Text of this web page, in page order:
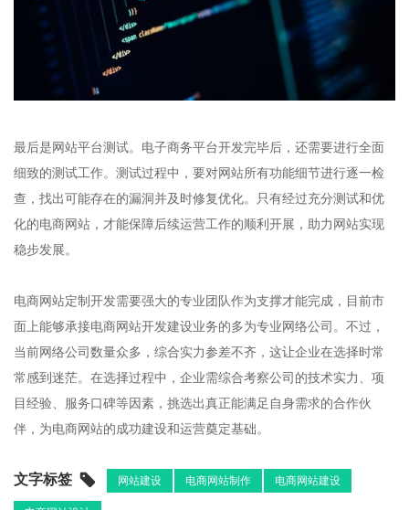
最后是网站平台测试。电子商务平台开发完毕后，还需要进行全面
细致的测试工作。测试过程中，要对网站所有功能细节进行逐一检
查，找出可能存在的漏洞并及时修复优化。只有经过充分测试和优
化的电商网站，才能保障后续运营工作的顺利开展，助力网站实现
稳步发展。​
电商网站定制开发需要强大的专业团队作为支撑才能完成，目前市
面上能够承接电商网站开发建设业务的多为专业网络公司。不过，
当前网络公司数量众多，综合实力参差不齐，这让企业在选择时常
常感到迷茫。在选择过程中，企业需综合考察公司的技术实力、项
目经验、服务口碑等因素，挑选出真正能满足自身需求的合作伙
伴，为电商网站的成功建设和运营奠定基础。
文字标签 网站建设 电商网站制作 电商网站建设